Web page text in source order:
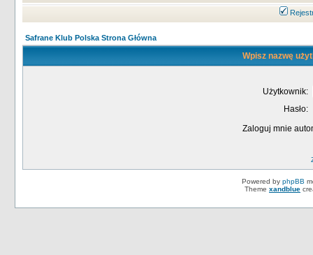
Safrane Klub Polska Strona Główna
Wpisz nazwę
Użytkownik:
Hasło:
Zaloguj mnie
Powered by phpBB
Theme xandblue